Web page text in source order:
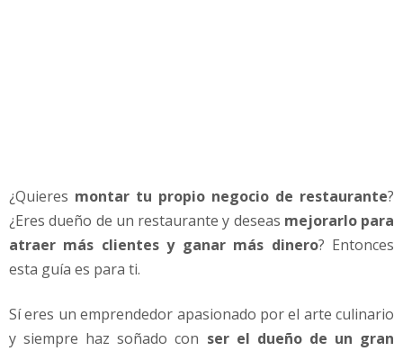
e
e
2
0
a
s
¿Quieres montar tu propio negocio de restaurante?
¿Eres dueño de un restaurante y deseas mejorarlo para
atraer más clientes y ganar más dinero? Entonces
esta guía es para ti.
Sí eres un emprendedor apasionado por el arte culinario
y siempre haz soñado con ser el dueño de un gran